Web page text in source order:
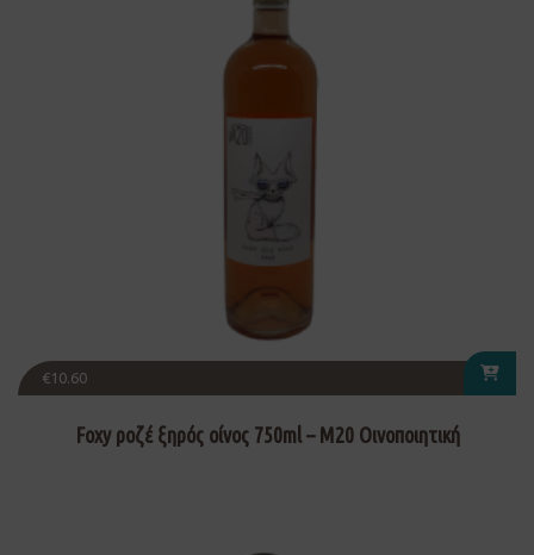
€10.60
Foxy ροζέ ξηρός οίνος 750ml – Μ20 Οινοποιητική